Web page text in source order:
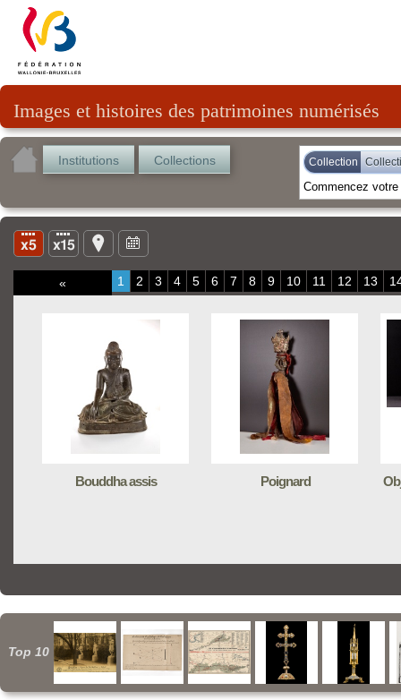
Images et histoires des patrimoines numérisés
Institutions Collections Collection
« 1 2 3 4 5 6 7 8 9 10 11 12 13
Bouddha assis Poignard
Top 10